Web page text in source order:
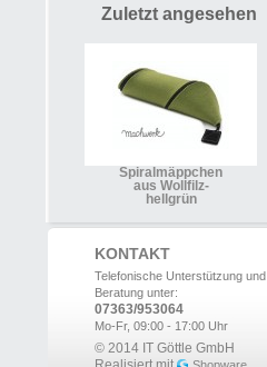
Zuletzt angesehen
Spiralmäppchen
aus Wollfilz-
hellgrün
KONTAKT
Telefonische Unterstützung und
Beratung unter:
07363/953064
Mo-Fr, 09:00 - 17:00 Uhr
© 2014 IT Göttle GmbH